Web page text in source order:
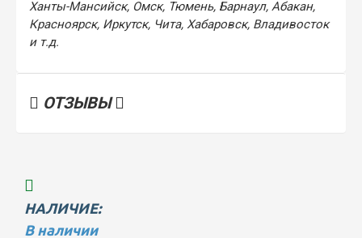
Ханты-Мансийск, Омск, Тюмень, Барнаул, Абакан,
Красноярск, Иркутск, Чита, Хабаровск, Владивосток
и т.д.
ОТЗЫВЫ
НАЛИЧИЕ:
В наличии